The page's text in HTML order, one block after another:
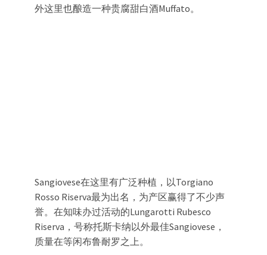
外这里也酿造一种贵腐甜白酒Muffato。
Sangiovese在这里有广泛种植，以Torgiano
Rosso Riserva最为出名，为产区赢得了不少声
誉。在知味办过活动的Lungarotti Rubesco
Riserva，号称托斯卡纳以外最佳Sangiovese，
质量在等闲布鲁耐罗之上。